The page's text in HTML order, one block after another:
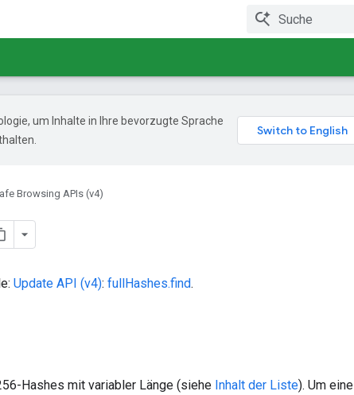
um Inhalte in Ihre bevorzugte Sprache
Browsing APIs (v4)
Update API (v4): fullHashes.find.
Hashes mit variabler Länge (siehe Inhalt der Liste). Um eine